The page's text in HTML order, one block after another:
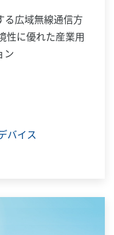
る広域無線通信方
性に優れた産業用
ン
バイス